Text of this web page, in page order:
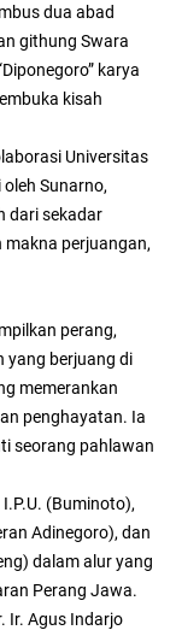
dua abad
githung Swara
karya
kisah
Universitas
Sunarno,
dari sekadar
perjuangan,
perang,
yang berjuang di
memerankan
penghayatan. Ia
seorang pahlawan
(Buminoto),
Adinegoro), dan
dalam alur yang
Perang Jawa.
Ir. Agus Indarjo